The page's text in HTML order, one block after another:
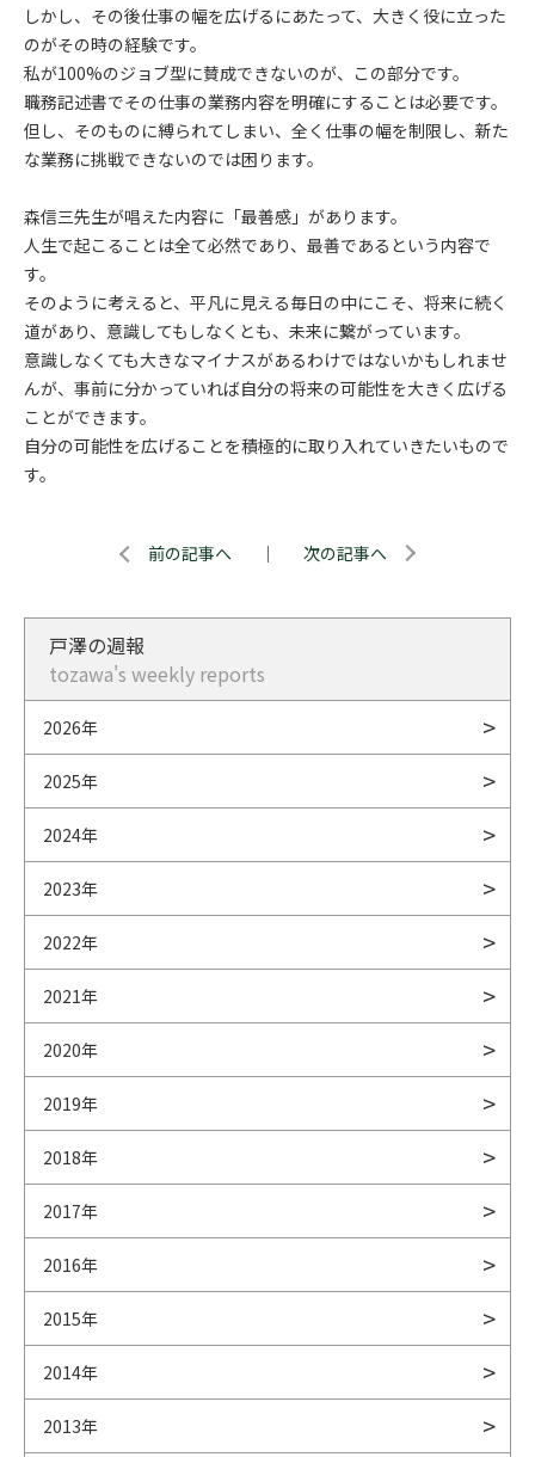
しかし、その後仕事の幅を広げるにあたって、大きく役に立った
のがその時の経験です。
私が100%のジョブ型に賛成できないのが、この部分です。
職務記述書でその仕事の業務内容を明確にすることは必要です。
但し、そのものに縛られてしまい、全く仕事の幅を制限し、新た
な業務に挑戦できないのでは困ります。
森信三先生が唱えた内容に「最善感」があります。
人生で起こることは全て必然であり、最善であるという内容で
す。
そのように考えると、平凡に見える毎日の中にこそ、将来に続く
道があり、意識してもしなくとも、未来に繋がっています。
意識しなくても大きなマイナスがあるわけではないかもしれませ
んが、事前に分かっていれば自分の将来の可能性を大きく広げる
ことができます。
自分の可能性を広げることを積極的に取り入れていきたいもので
す。
前の記事へ ｜ 次の記事へ
戸澤の週報
tozawa's weekly reports
2026年
2025年
2024年
2023年
2022年
2021年
2020年
2019年
2018年
2017年
2016年
2015年
2014年
2013年